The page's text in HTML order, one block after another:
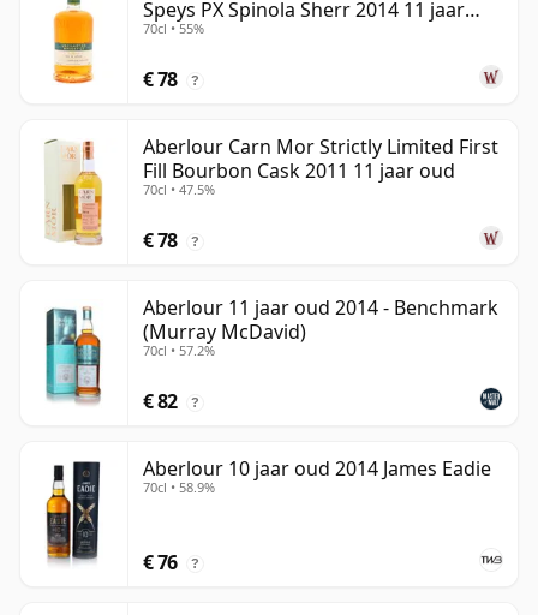
Speys PX Spinola Sherr 2014 11 jaar
oud
70cl • 55%
€ 78 ?
Aberlour Carn Mor Strictly Limited First
Fill Bourbon Cask 2011 11 jaar oud
70cl • 47.5%
€ 78 ?
Aberlour 11 jaar oud 2014 - Benchmark
(Murray McDavid)
70cl • 57.2%
€ 82 ?
Aberlour 10 jaar oud 2014 James Eadie
70cl • 58.9%
€ 76 ?